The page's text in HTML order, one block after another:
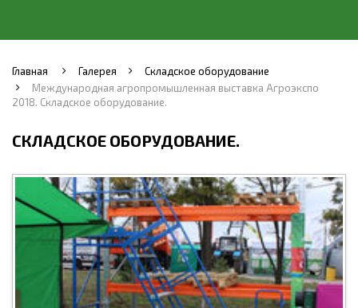
Главная Галерея
Складское оборудование
Международная агропромышленная выставка Агроэкспо
2018. Складское оборудование.
СКЛАДСКОЕ ОБОРУДОВАНИЕ.